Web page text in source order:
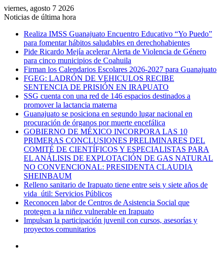
viernes, agosto 7 2026
Noticias de última hora
Realiza IMSS Guanajuato Encuentro Educativo “Yo Puedo”
para fomentar hábitos saludables en derechohabientes
Pide Ricardo Mejía acelerar Alerta de Violencia de Género
para cinco municipios de Coahuila
Firman los Calendarios Escolares 2026-2027 para Guanajuato
FGEG: LADRÓN DE VEHICULOS RECIBE
SENTENCIA DE PRISIÓN EN IRAPUATO
SSG cuenta con una red de 146 espacios destinados a
promover la lactancia materna
Guanajuato se posiciona en segundo lugar nacional en
procuración de órganos por muerte encefálica
GOBIERNO DE MÉXICO INCORPORA LAS 10
PRIMERAS CONCLUSIONES PRELIMINARES DEL
COMITÉ DE CIENTÍFICOS Y ESPECIALISTAS PARA
EL ANÁLISIS DE EXPLOTACIÓN DE GAS NATURAL
NO CONVENCIONAL: PRESIDENTA CLAUDIA
SHEINBAUM
Relleno sanitario de Irapuato tiene entre seis y siete años de
vida útil: Servicios Públicos
Reconocen labor de Centros de Asistencia Social que
protegen a la niñez vulnerable en Irapuato
Impulsan la participación juvenil con cursos, asesorías y
proyectos comunitarios